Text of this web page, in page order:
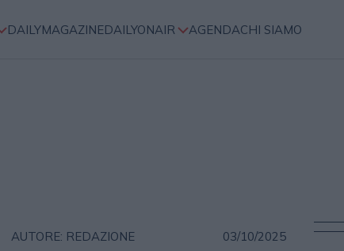
DAILYMAGAZINEDAILYONAIR AGENDACHI SIAMO
AUTORE: REDAZIONE 03/10/2025